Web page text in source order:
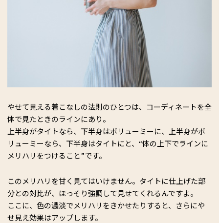
やせて見える着こなしの法則のひとつは、コーディネートを全
体で見たときのラインにあり。
上半身がタイトなら、下半身はボリューミーに、上半身がボ
リューミーなら、下半身はタイトにと、“体の上下でラインに
メリハリをつけること”です。
このメリハリを甘く見てはいけません。タイトに仕上げた部
分との対比が、ほっそり強調して見せてくれるんですよ。
ここに、色の濃淡でメリハリをきかせたりすると、さらにや
せ見え効果はアップします。